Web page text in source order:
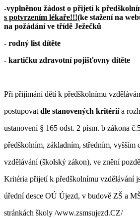
-vyplněnou žádost o přijetí k
s potvrzením lékaře!!!(ke stažení na
na požádání ve třídě Ježečků
- rodný list dítěte
- kartičku zdravotní pojišťovny dítěte
Při přijímání dětí k předškolnímu
postupovat dle stanovených kritériía
ustanovení § 165 odst. 2 písm. b zákona
předškolním, základním, středním, vyšším
vzdělávání (školský zákon), ve znění
Kritéria přijetí k předškolnímu vzdělávání
úřední desce OÚ Újezd, v budově ZŠ a
stránkách školy /www.zsmsujezd.CZ/